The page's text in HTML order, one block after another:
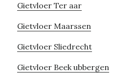
Gietvloer Ter aar
Gietvloer Maarssen
Gietvloer Sliedrecht
Gietvloer Beek ubbergen